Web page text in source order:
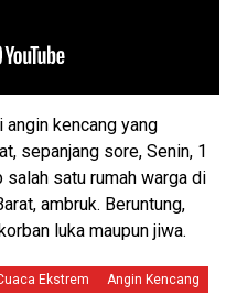
angin kencang yang
sepanjang sore, Senin, 1
satu rumah warga di
ambruk. Beruntung,
luka maupun jiwa.
Ekstrem Angin Kencang